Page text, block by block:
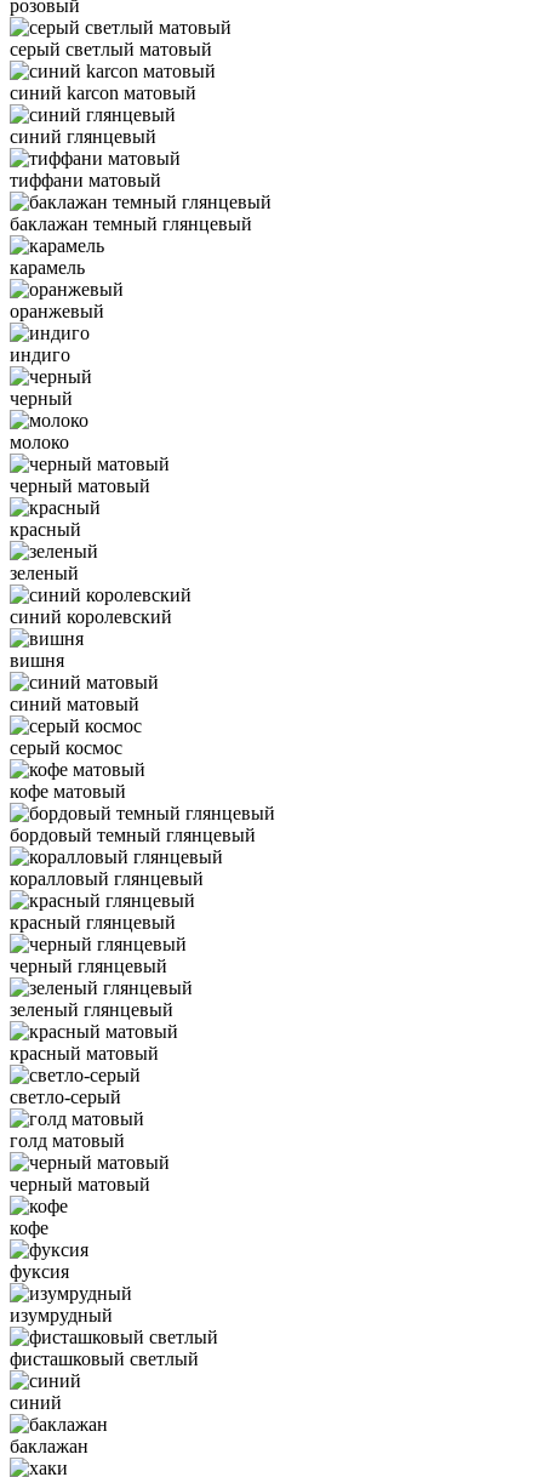
розовый
серый светлый матовый
синий karcon матовый
синий глянцевый
тиффани матовый
баклажан темный глянцевый
карамель
оранжевый
индиго
черный
молоко
черный матовый
красный
зеленый
синий королевский
вишня
синий матовый
серый космос
кофе матовый
бордовый темный глянцевый
коралловый глянцевый
красный глянцевый
черный глянцевый
зеленый глянцевый
красный матовый
светло-серый
голд матовый
черный матовый
кофе
фуксия
изумрудный
фисташковый светлый
синий
баклажан